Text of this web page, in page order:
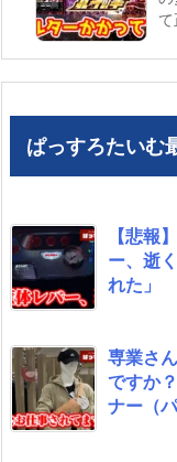
ぱっすろたいむ
【悲報
ー、逝
れた」
専業さ
ですか
ナー（